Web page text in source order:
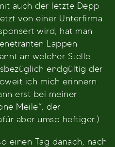
auch der letzte Depp
von einer Unterfirma
wird, hat man
Lappen
an welcher Stelle
endgültig der
ich mich erinnern
erst bei meiner
Meile“, der
aber umso heftiger.)
einen Tag danach, nach